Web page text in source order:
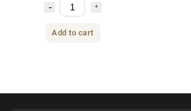
Add to cart